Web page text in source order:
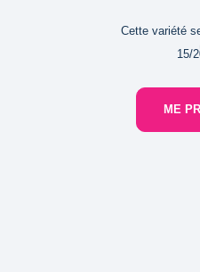
Cette variété
15/
ME